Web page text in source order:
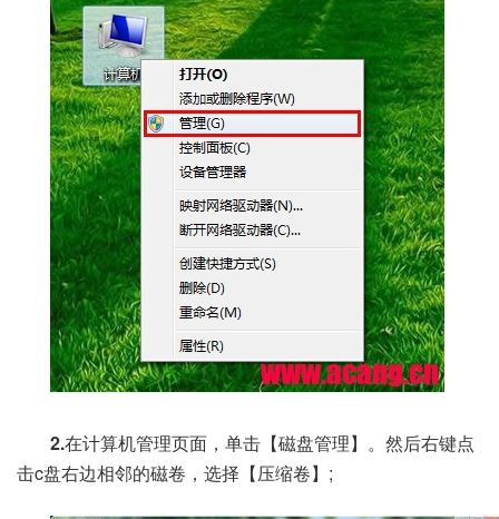
2.在计算机管理页面，单击【磁盘管理】。然后右键点
击c盘右边相邻的磁卷，选择【压缩卷】;